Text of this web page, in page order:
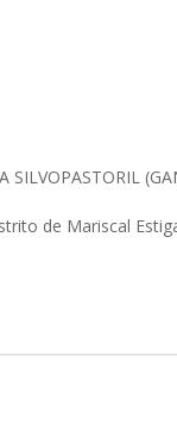
SILVOPASTORIL
de Mariscal